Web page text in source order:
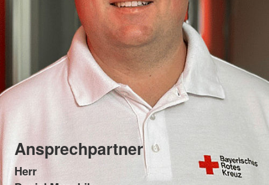
Ansprechpartner
Herr